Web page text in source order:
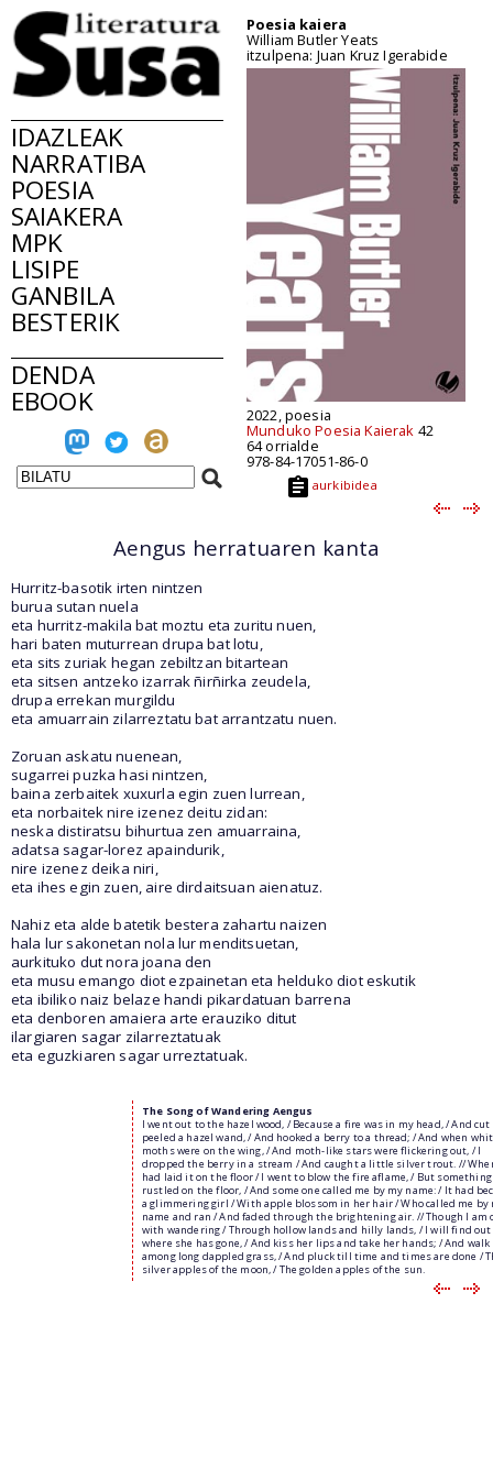
IDAZLEAK
NARRATIBA
POESIA
SAIAKERA
MPK
LISIPE
GANBILA
BESTERIK
DENDA
EBOOK
Poesia kaiera
William Butler Yeats
itzulpena: Juan Kruz Igerabide
2022, poesia
Munduko Poesia Kaierak 42
64 orrialde
978-84-17051-86-0
aurkibidea
Aengus herratuaren kanta
Hurritz-basotik irten nintzen
burua sutan nuela
eta hurritz-makila bat moztu eta zuritu nuen,
hari baten muturrean drupa bat lotu,
eta sits zuriak hegan zebiltzan bitartean
eta sitsen antzeko izarrak ñirñirka zeudela,
drupa errekan murgildu
eta amuarrain zilarreztatu bat arrantzatu nuen.
Zoruan askatu nuenean,
sugarrei puzka hasi nintzen,
baina zerbaitek xuxurla egin zuen lurrean,
eta norbaitek nire izenez deitu zidan:
neska distiratsu bihurtua zen amuarraina,
adatsa sagar-lorez apaindurik,
nire izenez deika niri,
eta ihes egin zuen, aire dirdaitsuan aienatuz.
Nahiz eta alde batetik bestera zahartu naizen
hala lur sakonetan nola lur menditsuetan,
aurkituko dut nora joana den
eta musu emango diot ezpainetan eta helduko diot eskutik
eta ibiliko naiz belaze handi pikardatuan barrena
eta denboren amaiera arte erauziko ditut
ilargiaren sagar zilarreztatuak
eta eguzkiaren sagar urreztatuak.
The Song of Wandering Aengus
I went out to the hazel wood, / Because a fire was in my head, / And cut
peeled a hazel wand, / And hooked a berry to a thread; / And when
moths were on the wing, / And moth-like stars were flickering out, / I
dropped the berry in a stream / And caught a little silver trout. //
had laid it on the floor / I went to blow the fire aflame, / But something
rustled on the floor, / And some one called me by my name: / It had
a glimmering girl / With apple blossom in her hair / Who called me by
name and ran / And faded through the brightening air. // Though I am
with wandering / Through hollow lands and hilly lands, / I will find out
where she has gone, / And kiss her lips and take her hands; / And walk
among long dappled grass, / And pluck till time and times are done /
silver apples of the moon, / The golden apples of the sun.